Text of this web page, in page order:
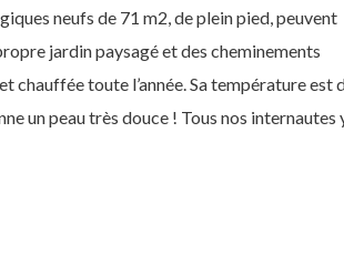
neufs de 71 m2, de plein pied, peuvent
jardin paysagé et des cheminements
chauffée toute l’année. Sa température est
un peau très douce ! Tous nos internautes